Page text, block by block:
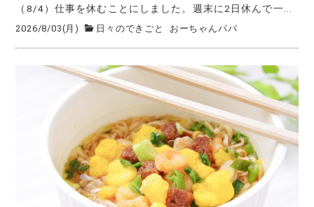
（8/4）仕事を休むことにしました。週末に2日休んで一...
2026/8/03(月) 日々のできごと おーちゃんパパ